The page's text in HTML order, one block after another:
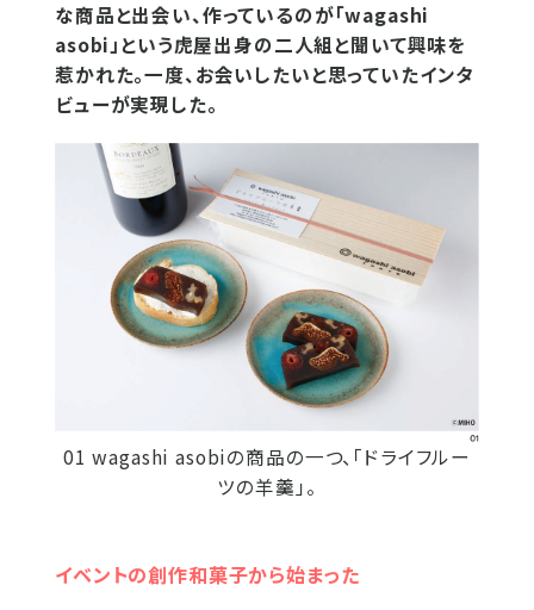
な商品と出会い、作っているのが「wagashi
asobi」という虎屋出身の二人組と聞いて興味を
惹かれた。一度、お会いしたいと思っていたインタ
ビューが実現した。
01 wagashi asobiの商品の一つ、「ドライフルー
ツの羊羹」。
イベントの創作和菓子から始まった